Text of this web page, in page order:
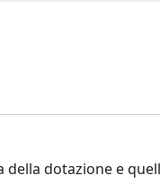
dotazione e